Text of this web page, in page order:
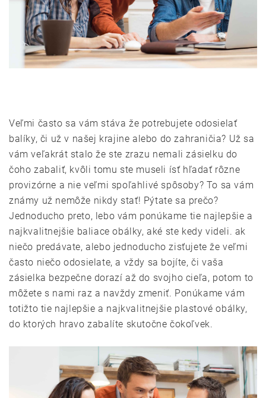
Veľmi často sa vám stáva že potrebujete odosielať
balíky, či už v našej krajine alebo do zahraničia? Už sa
vám veľakrát stalo že ste zrazu nemali zásielku do
čoho zabaliť, kvôli tomu ste museli ísť hľadať rôzne
provizórne a nie veľmi spoľahlivé spôsoby? To sa vám
známy už nemôže nikdy stať! Pýtate sa prečo?
Jednoducho preto, lebo vám ponúkame tie najlepšie a
najkvalitnejšie baliace obálky, aké ste kedy videli. ak
niečo predávate, alebo jednoducho zisťujete že veľmi
často niečo odosielate, a vždy sa bojíte, či vaša
zásielka bezpečne dorazí až do svojho cieľa, potom to
môžete s nami raz a navždy zmeniť. Ponúkame vám
totižto tie najlepšie a najkvalitnejšie plastové obálky,
do ktorých hravo zabalíte skutočne čokoľvek.